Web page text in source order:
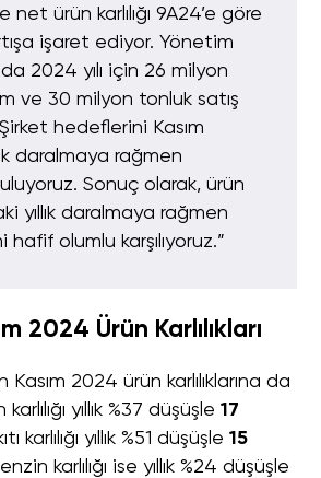
net ürün karlılığı 9A24’e göre
işaret ediyor. Yönetim
2024 yılı için 26 milyon
ve 30 milyon tonluk satış
hedeflerini Kasım
daralmaya rağmen
Sonuç olarak, ürün
yıllık daralmaya rağmen
hafif olumlu karşılıyoruz.”
2024 Ürün Karlılıkları
Kasım 2024 ürün karlılıklarına da
yıllık %37 düşüşle 17
karlılığı yıllık %51 düşüşle 15
karlılığı ise yıllık %24 düşüşle